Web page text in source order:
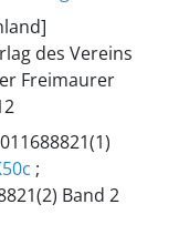
des Vereins
Freimaurer
;
Band 2